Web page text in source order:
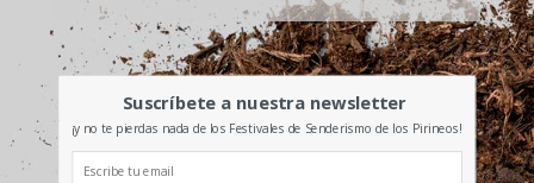
Suscríbete a nuestra newsletter
¡y no te pierdas nada de los Festivales de Senderismo de los Pirineos!